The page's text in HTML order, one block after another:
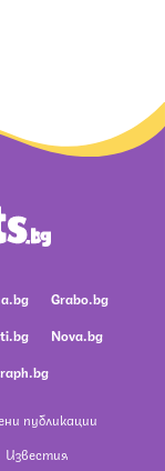
Grabo.bg
Nova.bg
публикации
Известия